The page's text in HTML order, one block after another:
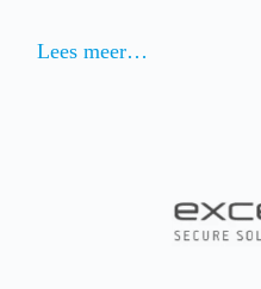
Lees meer…